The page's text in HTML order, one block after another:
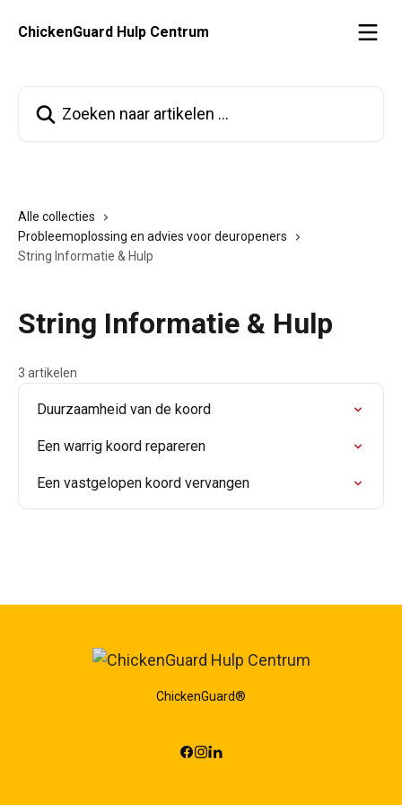
ChickenGuard Hulp Centrum
Alle collecties
Probleemoplossing en advies voor deuropeners
String Informatie & Hulp
String Informatie & Hulp
3 artikelen
Duurzaamheid van de koord
Een warrig koord repareren
Een vastgelopen koord vervangen
ChickenGuard®